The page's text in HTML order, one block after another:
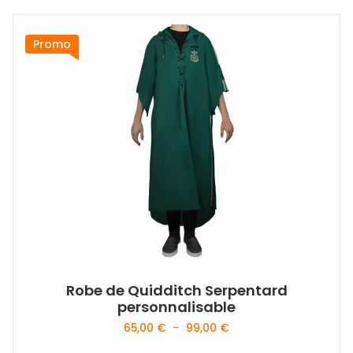
plusieurs
variations.
Les
options
peuvent
être
choisies
du
produit
Promo
Robe de Quidditch Serpentard
personnalisable
65,00 € – 99,00 €Plage